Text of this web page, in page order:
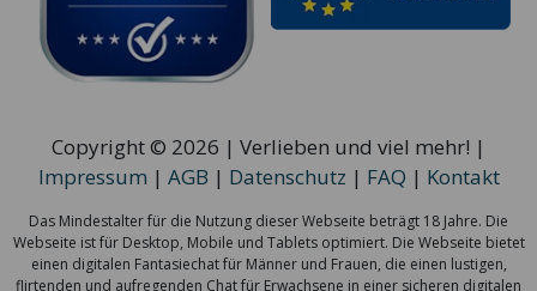
Copyright © 2026 | Verlieben und viel mehr! |
Impressum | AGB | Datenschutz | FAQ | Kontakt
Das Mindestalter für die Nutzung dieser Webseite beträgt 18 Jahre. Die
Webseite ist für Desktop, Mobile und Tablets optimiert. Die Webseite bietet
einen digitalen Fantasiechat für Männer und Frauen, die einen lustigen,
flirtenden und aufregenden Chat für Erwachsene in einer sicheren digitalen